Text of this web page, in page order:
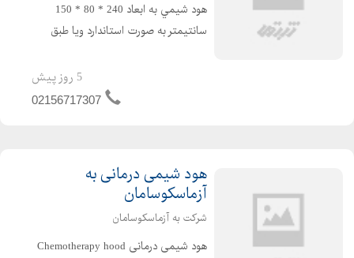
هود شيمي به ابعاد 240 * 80 * 150
سانتیمتر به صورت استاندارد ویا طبق
اسكلت : پروفيل فولادي استاندارد گریدA
5 روز پیش
02156717307
هود شیمی درمانی به
آزماسکوسامان
شرکت به آزماسکوسامان
هود شیمی درمانی Chemotherapy hood